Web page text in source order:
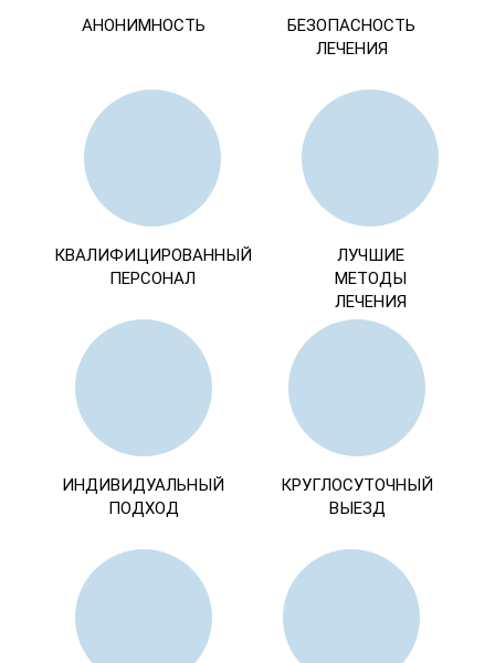
АНОНИМНОСТЬ
БЕЗОПАСНОСТЬ
ЛЕЧЕНИЯ
КВАЛИФИЦИРОВАННЫЙ
ПЕРСОНАЛ
ЛУЧШИЕ
МЕТОДЫ
ЛЕЧЕНИЯ
ИНДИВИДУАЛЬНЫЙ
ПОДХОД
КРУГЛОСУТОЧНЫЙ
ВЫЕЗД